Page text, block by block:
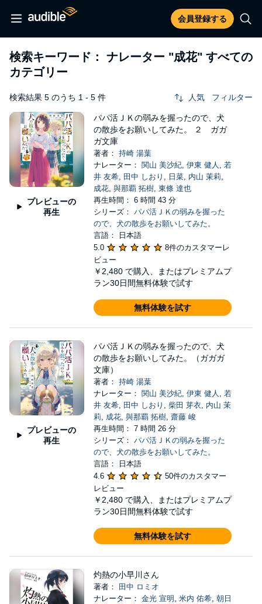
会員登録する
検索キーワード： ナレーター "成花" すべての
カテゴリー
検索結果 5 のうち 1 - 5 件 人気 フィルター
プレビューの
再生
パパ活ＪＫの弱みを握ったので、犬
の散歩をお願いしてみた。 ２ ガガ
ガ文庫
著者： 持崎 湯葉
ナレーター： 関山 美沙紀, 伊東 健人 , 若
井 友希, 田中 しおり , 日菜, 内山 茉莉,
成花, 與那覇 拓樹, 東條 達也
再生時間： 6 時間 43 分
シリーズ： パパ活ＪＫの弱みを握った
ので、犬の散歩をお願いしてみた。
言語： 日本語
5.0
8件のカスタマーレ
ビュー
￥2,480 で購入、またはプレミアムプ
ラン30日間無料体験で試す
無料体験を試す
プレビューの
再生
パパ活ＪＫの弱みを握ったので、犬
の散歩をお願いしてみた。（ガガガ
文庫）
著者： 持崎 湯葉
ナレーター： 関山 美沙紀, 伊東 健人 , 若
井 友希, 田中 しおり , 柴田 芽衣, 内山 茉
莉, 成花, 與那覇 拓樹, 齋藤 峻
再生時間： 7 時間 26 分
シリーズ： パパ活ＪＫの弱みを握った
ので、犬の散歩をお願いしてみた。
言語： 日本語
4.6
50件のカスタマー
レビュー
￥2,480 で購入、またはプレミアムプ
ラン30日間無料体験で試す
無料体験を試す
灼熱の小早川さん
著者：
田中 ロミオ
ナレーター： 金光 宣明 , 米内 佑希, 朝日